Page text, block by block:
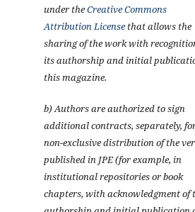
under theCreative Commons
Attribution Licensethat allows the
sharing of the work with
its authorship and initial
this magazine.
b) Authors are authorized to sign
additional contracts, separately,
non-exclusive distribution of the
published in JPE (for example, in
institutional repositories or book
chapters, with acknowledgment of